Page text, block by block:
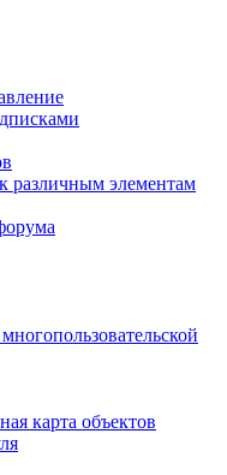
различным элементам
карта объектов